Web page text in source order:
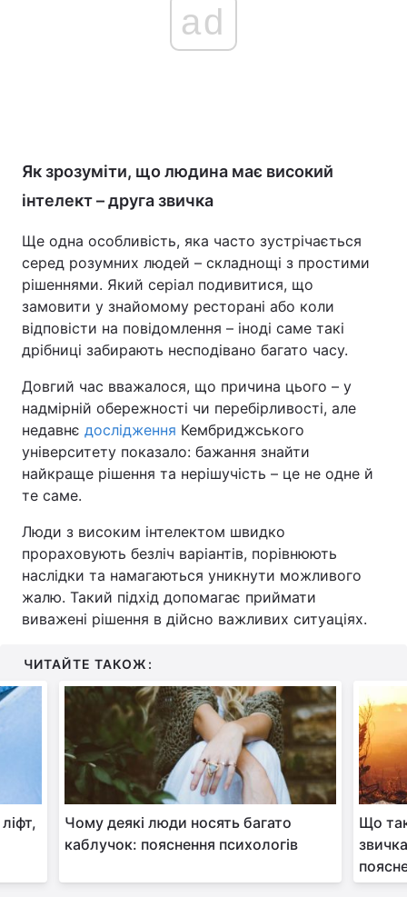
ad
Як зрозуміти, що людина має високий
інтелект – друга звичка
Ще одна особливість, яка часто зустрічається
серед розумних людей – складнощі з простими
рішеннями. Який серіал подивитися, що
замовити у знайомому ресторані або коли
відповісти на повідомлення – іноді саме такі
дрібниці забирають несподівано багато часу.
Довгий час вважалося, що причина цього – у
надмірній обережності чи перебірливості, але
недавнє дослідження Кембриджського
університету показало: бажання знайти
найкраще рішення та нерішучість – це не одне й
те саме.
Люди з високим інтелектом швидко
прораховують безліч варіантів, порівнюють
наслідки та намагаються уникнути можливого
жалю. Такий підхід допомагає приймати
виважені рішення в дійсно важливих ситуаціях.
ЧИТАЙТЕ ТАКОЖ:
Чому деякі люди носять багато
каблучок: пояснення психологів
Що